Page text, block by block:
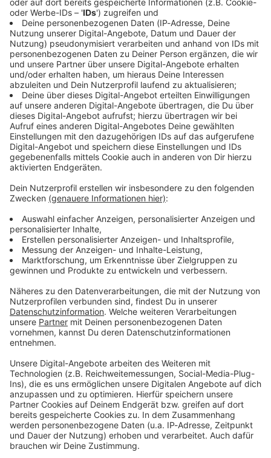
Immer auf dem Laufenden
bleiben!
Verpass' nichts mehr - mit unserem kostenlosen
ANTENNE BAYERN Newsletter. Ob Nachrichten,
Lifestyle oder unsere neuesten Aktionen - wir
informieren dich.
Zum Newsletter anmelden
Du möchtest uns etwas sagen?
Studio Hotline
Kontaktformular
Sprachnachricht